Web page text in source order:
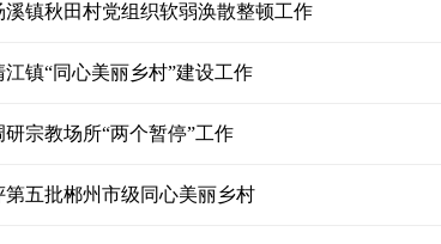
溪镇秋田村党组织软弱涣散整顿工作
镇“同心美丽乡村”建设工作
宗教场所“两个暂停”工作
第五批郴州市级同心美丽乡村